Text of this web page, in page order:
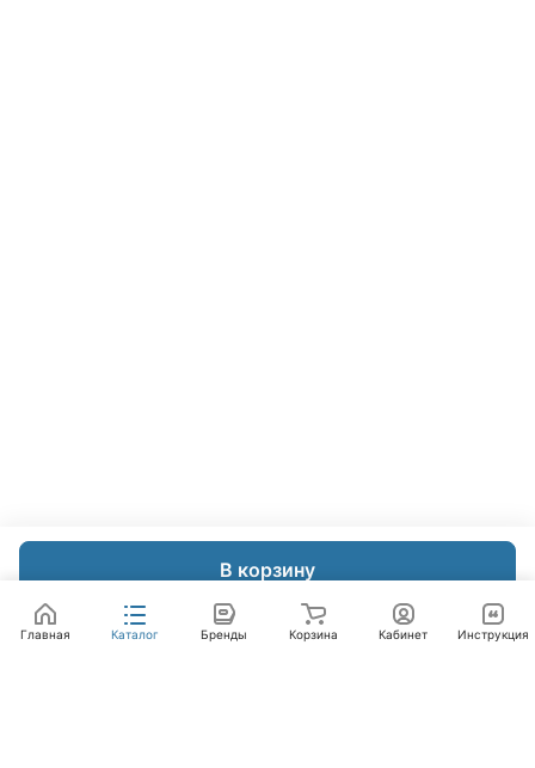
В корзину
Главная Каталог Бренды Корзина Кабинет Инструкция